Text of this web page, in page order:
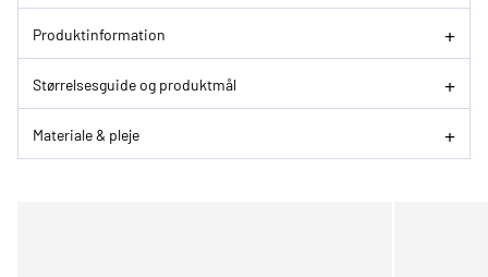
Produktinformation
Størrelsesguide og produktmål
Materiale & pleje